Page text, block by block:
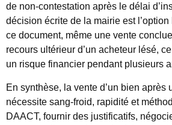
de non-contestation après le délai
décision écrite de la mairie est
ce document, même une vente
recours ultérieur d’un acheteur lésé,
un risque financier pendant plusieurs
En synthèse, la vente d’un bien après
nécessite sang-froid, rapidité et
DAACT, fournir des justificatifs,